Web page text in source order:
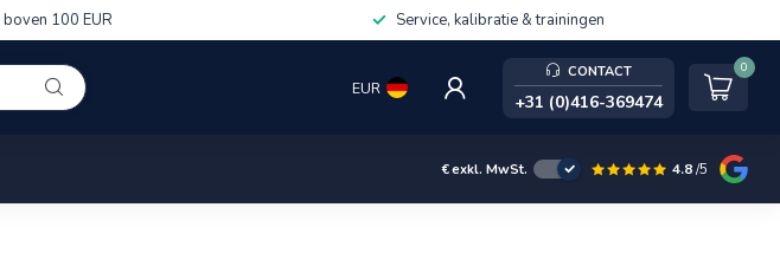
boven 100 EUR Service, kalibratie & trainingen
EUR
CONTACT
+31 (0)416-369474
0
€exkl. MwSt. 4.8/5